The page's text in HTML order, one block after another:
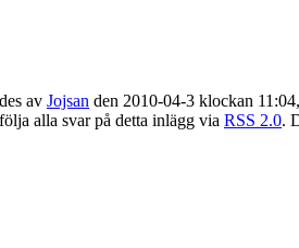
av Jojsan den 2010-04-3 klockan
alla svar på detta inlägg via RSS 2.0.